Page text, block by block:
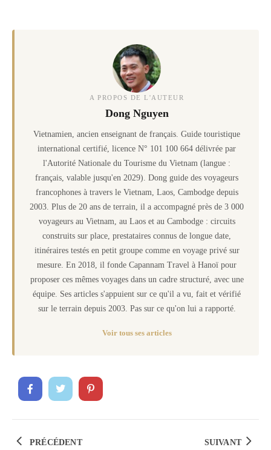
A PROPOS DE L'AUTEUR
Dong Nguyen
Vietnamien, ancien enseignant de français. Guide touristique
international certifié, licence N° 101 100 664 délivrée par
l'Autorité Nationale du Tourisme du Vietnam (langue :
français, valable jusqu'en 2029). Dong guide des voyageurs
francophones à travers le Vietnam, Laos, Cambodge depuis
2003. Plus de 20 ans de terrain, il a accompagné près de 3 000
voyageurs au Vietnam, au Laos et au Cambodge : circuits
construits sur place, prestataires connus de longue date,
itinéraires testés en petit groupe comme en voyage privé sur
mesure. En 2018, il fonde Capannam Travel à Hanoï pour
proposer ces mêmes voyages dans un cadre structuré, avec une
équipe. Ses articles s'appuient sur ce qu'il a vu, fait et vérifié
sur le terrain depuis 2003. Pas sur ce qu'on lui a rapporté.
Voir tous ses articles
PRÉCÉDENT SUIVANT